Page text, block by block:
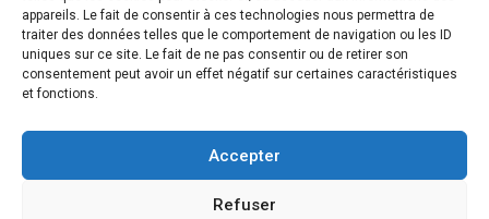
appareils. Le fait de consentir à ces technologies nous permettra de
traiter des données telles que le comportement de navigation ou les ID
uniques sur ce site. Le fait de ne pas consentir ou de retirer son
consentement peut avoir un effet négatif sur certaines caractéristiques
et fonctions.
Accepter
Refuser
70€la nuit
Retrouvez-nous